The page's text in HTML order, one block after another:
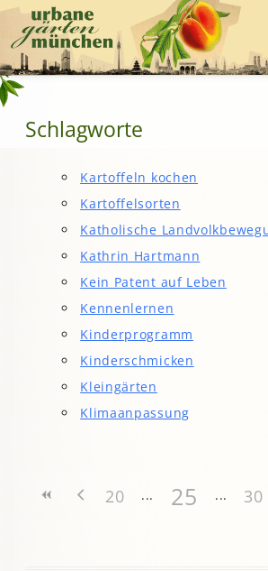
Schlagworte
Kartoffeln kochen
Kartoffelsorten
Katholische
Kathrin Hartmann
Kein Patent auf Leben
Kennenlernen
Kinderprogramm
Kinderschmicken
Kleingärten
Klimaanpassung
20 25 30